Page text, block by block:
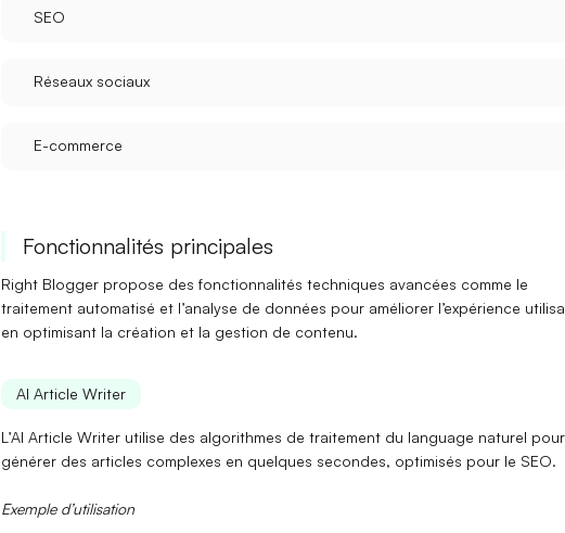
SEO
Réseaux sociaux
E-commerce
Fonctionnalités principales
Right Blogger propose des fonctionnalités techniques avancées comme le
traitement automatisé et l’analyse de données pour améliorer l’expérience
en optimisant la création et la gestion de contenu.
AI Article Writer
L’AI Article Writerutilise des algorithmes de traitement du language naturel pour
générer des articles complexes en quelques secondes, optimisés pour le SEO.
Exemple d’utilisation